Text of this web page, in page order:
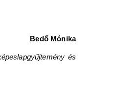
Bedő Mónika
és